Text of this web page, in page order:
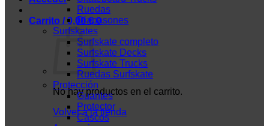
Carrito /0,00€ 0
No hay productos en el carrito.
Volver a la tienda
Ruedas
Diapasones
Surfskates
Surfskate completo
Surfskate Decks
Surfskate Trucks
Ruedas Surfskate
Protección
Guantes
Protector
Cascos